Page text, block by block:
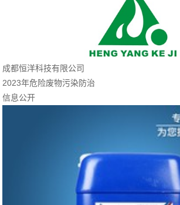
成都恒洋科技有限公司
2023年危险废物污染防治
信息公开